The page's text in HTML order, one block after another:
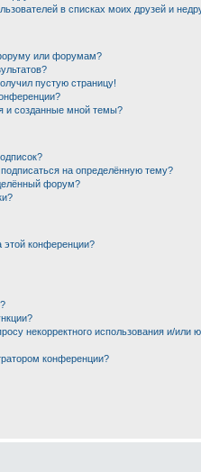
в списках моих друзей и
или форумам?
пустую страницу!
и созданные мной темы?
на определённую тему?
форум?
этой конференции?
некорректного использования и/или
конференции?